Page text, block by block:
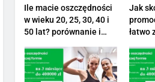
1
Ile zarabia
poznaj
męskiego
ZAROBKI
Ile macie oszczędności
w wieku 20, 25, 30, 40 i
50 lat? porównanie i
Jak
łatwo